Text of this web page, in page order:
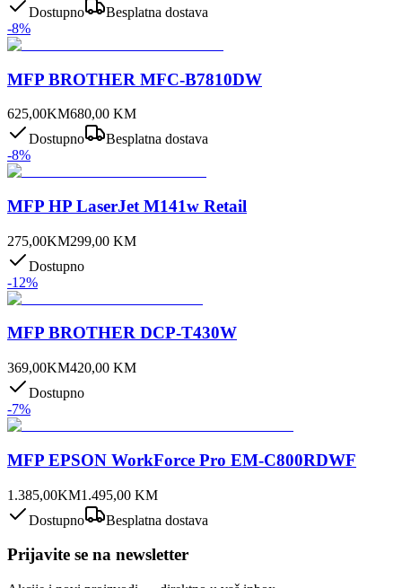
Dostupno
Besplatna dostava
-8%
MFP BROTHER MFC-B7810DW
625,00KM680,00 KM
Dostupno
Besplatna dostava
-8%
MFP HP LaserJet M141w Retail
275,00KM299,00 KM
Dostupno
-12%
MFP BROTHER DCP-T430W
369,00KM420,00 KM
Dostupno
-7%
MFP EPSON WorkForce Pro EM-C800RDWF
1.385,00KM1.495,00 KM
Dostupno
Besplatna dostava
Prijavite se na newsletter